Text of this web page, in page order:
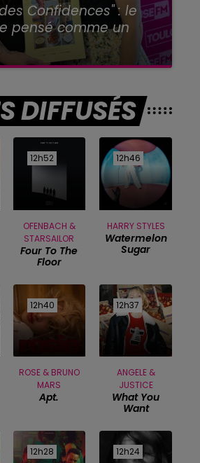
Confidences" : le
pensé comme un
DIFFUSÉS
12h52
12h52
OFENBACH &
STARSAILOR
Four To The
Floor
12h46
12h46
HARRY STYLES
Watermelon
Sugar
12h40
12h40
ROSE & BRUNO
MARS
Apt.
12h37
12h37
ANGELE &
JUSTICE
What You
Want
12h28
12h28 12h24
12h24